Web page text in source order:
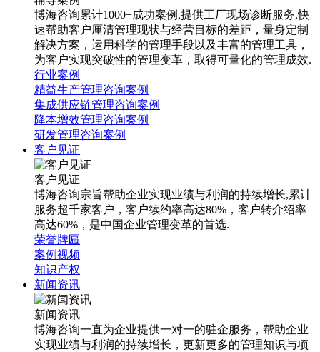
博海咨询累计1000+成功案例,提供工厂现场诊断服务,快
速帮助客户厘清管理现状与经营目标的差距，量身定制
解决方案，运用科学的管理手段以及丰富的管理工具，
为客户实现突破性的管理变革，取得可量化的管理成效.
行业案例
精益生产管理咨询案例
集成供应链管理咨询案例
降本增效管理咨询案例
研发管理咨询案例
客户见证
客户见证
博海咨询宗旨帮助企业实现业绩与利润的持续增长,累计
服务超千家客户，客户续约率高达80%，客户转介绍率
高达60%，是中国企业管理变革的首选.
荣誉牌匾
案例视频
知识产权
新闻资讯
新闻资讯
博海咨询一直为企业提供一对一的驻企服务，帮助企业
实现业绩与利润的持续增长，更新更多的管理知识与项